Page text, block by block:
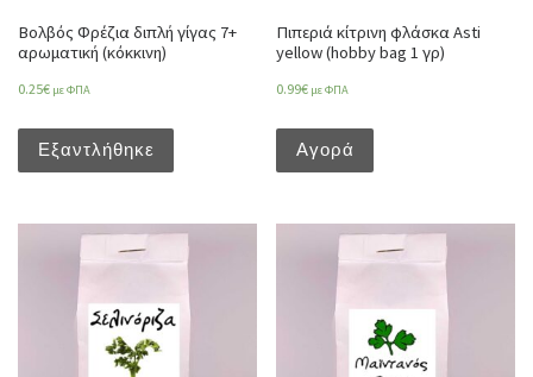
Βολβός Φρέζια διπλή γίγας 7+
αρωματική (κόκκινη)
0.25€ με ΦΠΑ
Εξαντλήθηκε
Πιπεριά κίτρινη φλάσκα Asti
yellow (hobby bag 1 γρ)
0.99€ με ΦΠΑ
Αγορά